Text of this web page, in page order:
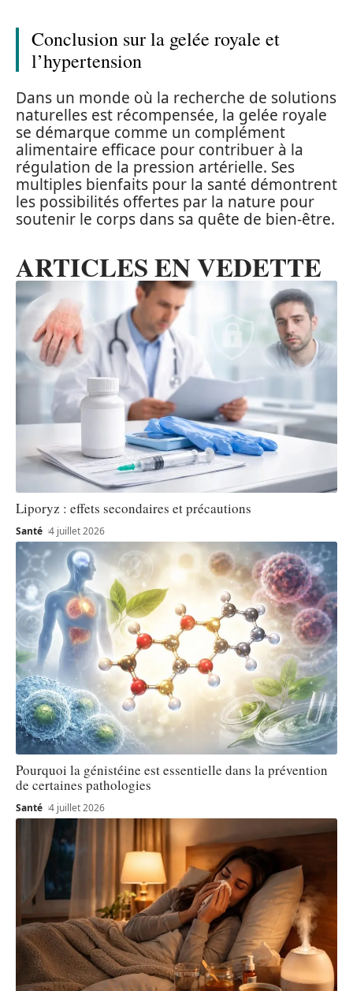
Conclusion sur la gelée royale et
l’hypertension
Dans un monde où la recherche de solutions
naturelles est récompensée, la gelée royale
se démarque comme un complément
alimentaire efficace pour contribuer à la
régulation de la pression artérielle. Ses
multiples bienfaits pour la santé démontrent
les possibilités offertes par la nature pour
soutenir le corps dans sa quête de bien-être.
ARTICLES EN VEDETTE
Liporyz : effets secondaires et précautions
Santé 4 juillet 2026
Pourquoi la génistéine est essentielle dans la prévention
de certaines pathologies
Santé 4 juillet 2026